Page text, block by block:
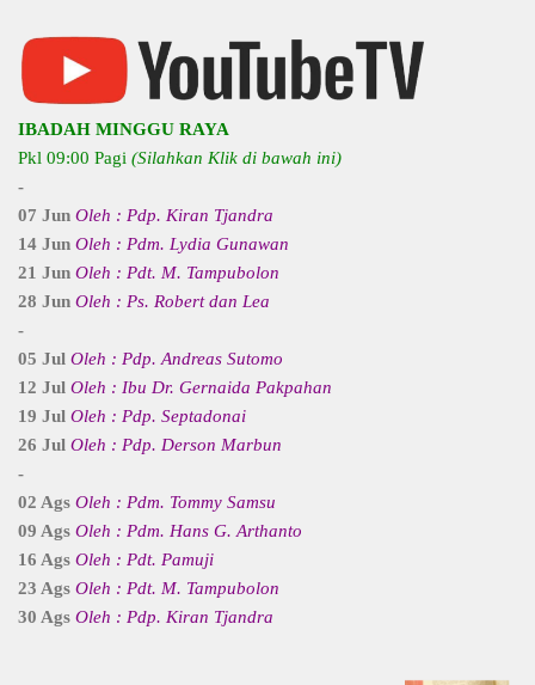
IBADAH MINGGU RAYA
Pkl 09:00 Pagi (Silahkan Klik di bawah ini)
-
07 Jun Oleh : Pdp. Kiran Tjandra
14 Jun Oleh : Pdm. Lydia Gunawan
21 Jun Oleh : Pdt. M. Tampubolon
28 Jun Oleh : Ps. Robert dan Lea
-
05 Jul Oleh : Pdp. Andreas Sutomo
12 Jul Oleh : Ibu Dr. Gernaida Pakpahan
19 Jul Oleh : Pdp. Septadonai
26 Jul Oleh : Pdp. Derson Marbun
-
02 Ags Oleh : Pdm. Tommy Samsu
09 Ags Oleh : Pdm. Hans G. Arthanto
16 Ags Oleh : Pdt. Pamuji
23 Ags Oleh : Pdt. M. Tampubolon
30 Ags Oleh : Pdp. Kiran Tjandra